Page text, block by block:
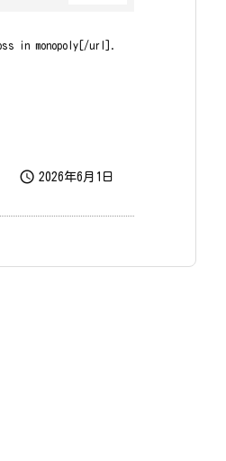
in monopoly[/url].
 2026年6月1日